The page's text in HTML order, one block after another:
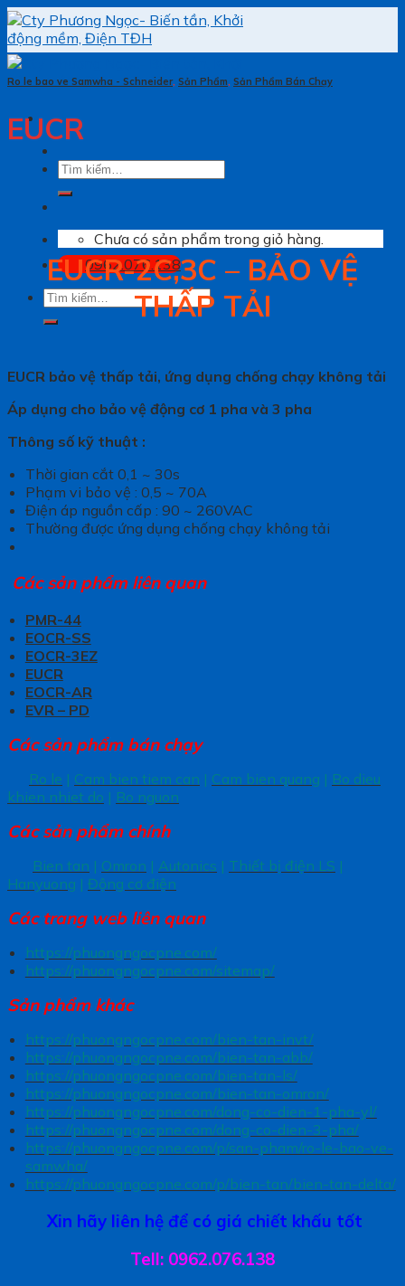
Skip
to
content
Tìm
Chưa có sản phẩm trong giỏ hàng.
0962.076.138
Tìm
Ro le bao ve Samwha - Schneider, Sản Phẩm, Sản Phẩm Bán Chạy
EUCR
EUCR-2C,3C – BẢO VỆ
THẤP TẢI
EUCR bảo vệ thấp tải, ứng dụng chống chạy không tải
Áp dụng cho bảo vệ động cơ 1 pha và 3 pha
Thông số kỹ thuật :
Thời gian cắt 0,1 ~ 30s
Phạm vi bảo vệ : 0,5 ~ 70A
Điện áp nguồn cấp : 90 ~ 260VAC
Thường được ứng dụng chống chạy không tải
Các sản phẩm liên quan
PMR-44
EOCR-SS
EOCR-3EZ
EUCR
EOCR-AR
EVR – PD
Các sản phẩm bán chạy
Ro le | Cam bien tiem can | Cam bien quang | Bo dieu
khien nhiet do | Bo nguon
Các sản phẩm chính
Bien tan | Omron | Autonics | Thiết bị điện LS |
Hanyuong | Động cơ điện
Các trang web liên quan
https://phuongngocpne.com/
https://phuongngocpne.com/sitemap/
Sản phẩm khác
https://phuongngocpne.com/bien-tan-invt/
https://phuongngocpne.com/bien-tan-abb/
https://phuongngocpne.com/bien-tan-ls/
https://phuongngocpne.com/bien-tan-omron/
https://phuongngocpne.com/dong-co-dien-1-pha-yl/
https://phuongngocpne.com/dong-co-dien-3-pha/
https://phuongngocpne.com/p/san-pham/ro-le-bao-ve-
samwha/
https://phuongngocpne.com/p/bien-tan/bien-tan-delta/
Xin hãy liên hệ để có giá chiết khấu tốt
Tell: 0962.076.138